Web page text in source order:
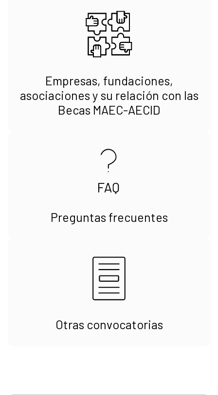
Empresas, fundaciones,
asociaciones y su relación con las
Becas MAEC-AECID
Preguntas frecuentes
Otras convocatorias